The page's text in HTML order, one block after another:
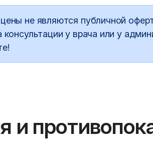
не являются публичной
консультации у врача или у
и